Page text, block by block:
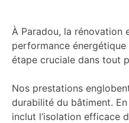
À Paradou, la rénovation
performance
étape cruciale dans tout
Nos prestations
durabilité du bâtiment.
inclut l’isolation efficace